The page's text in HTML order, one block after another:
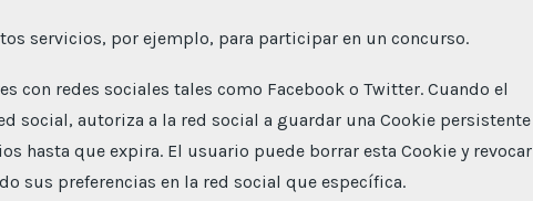
servicios, por ejemplo, para participar en un concurso.
redes sociales tales como Facebook o Twitter. Cuando el
social, autoriza a la red social a guardar una Cookie persistente
hasta que expira. El usuario puede borrar esta Cookie y revocar
sus preferencias en la red social que específica.